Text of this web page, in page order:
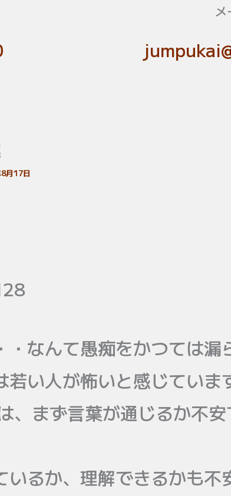
メ
月17日
・なんて愚痴をかつては漏
い人が怖いと感じていま
、まず言葉が通じるか不
いるか、理解できるかも不